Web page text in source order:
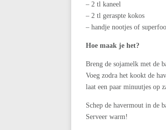
– 2 tl kaneel
– 2 tl geraspte kokos
– handje nootjes of
Hoe maak je het?
Breng de sojamelk met de
Voeg zodra het kookt de
laat een paar minuutjes op
Schep de havermout in de
Serveer warm!